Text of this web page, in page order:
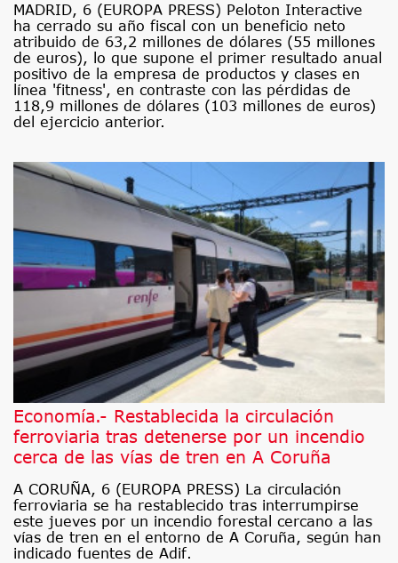
MADRID, 6 (EUROPA PRESS) Peloton Interactive
ha cerrado su año fiscal con un beneficio neto
atribuido de 63,2 millones de dólares (55 millones
de euros), lo que supone el primer resultado anual
positivo de la empresa de productos y clases en
línea 'fitness', en contraste con las pérdidas de
118,9 millones de dólares (103 millones de euros)
del ejercicio anterior.
Economía.- Restablecida la circulación
ferroviaria tras detenerse por un incendio
cerca de las vías de tren en A Coruña
A CORUÑA, 6 (EUROPA PRESS) La circulación
ferroviaria se ha restablecido tras interrumpirse
este jueves por un incendio forestal cercano a las
vías de tren en el entorno de A Coruña, según han
indicado fuentes de Adif.